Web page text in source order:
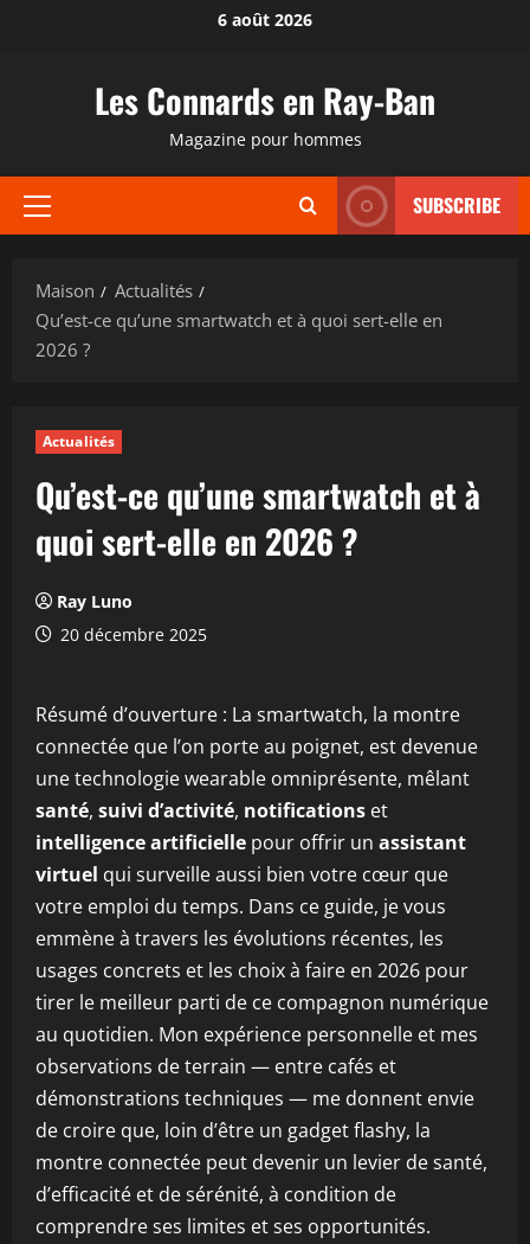
6 août 2026
Les Connards en Ray-Ban
Magazine pour hommes
Menu
SUBSCRIBE
Maison
Actualités
Qu’est-ce qu’une smartwatch et à quoi sert-elle en
2026 ?
Actualités
Qu’est-ce qu’une smartwatch et à
quoi sert-elle en 2026 ?
Ray Luno
20 décembre 2025
Résumé d’ouverture : La smartwatch, la montre
connectée que l’on porte au poignet, est devenue
une technologie wearable omniprésente, mêlant
santé, suivi d’activité, notifications et
intelligence artificielle pour offrir un assistant
virtuel qui surveille aussi bien votre cœur que
votre emploi du temps. Dans ce guide, je vous
emmène à travers les évolutions récentes, les
usages concrets et les choix à faire en 2026 pour
tirer le meilleur parti de ce compagnon numérique
au quotidien. Mon expérience personnelle et mes
observations de terrain — entre cafés et
démonstrations techniques — me donnent envie
de croire que, loin d’être un gadget flashy, la
montre connectée peut devenir un levier de santé,
d’efficacité et de sérénité, à condition de
comprendre ses limites et ses opportunités.